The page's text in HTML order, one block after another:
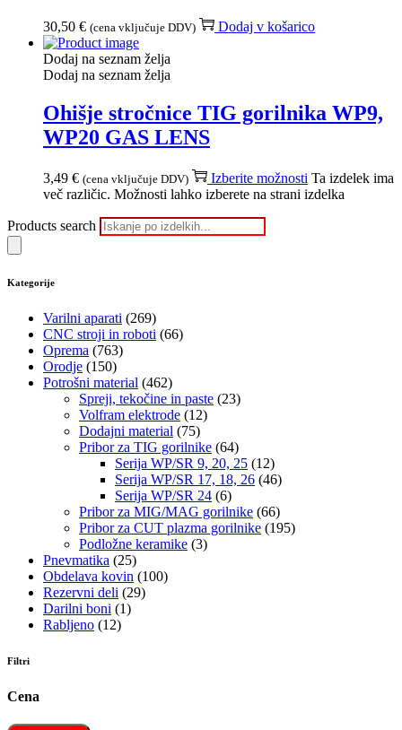
30,50 € (cena vključuje DDV) Dodaj v košarico
Dodaj na seznam želja
Dodaj na seznam želja
Ohišje stročnice TIG gorilnika WP9,
WP20 GAS LENS
3,49 € (cena vključuje DDV) Izberite možnosti Ta izdelek ima
več različic. Možnosti lahko izberete na strani izdelka
Products search
Kategorije
Varilni aparati (269)
CNC stroji in roboti (66)
Oprema (763)
Orodje (150)
Potrošni material (462)
Spreji, tekočine in paste (23)
Volfram elektrode (12)
Dodajni material (75)
Pribor za TIG gorilnike (64)
Serija WP/SR 9, 20, 25 (12)
Serija WP/SR 17, 18, 26 (46)
Serija WP/SR 24 (6)
Pribor za MIG/MAG gorilnike (66)
Pribor za CUT plazma gorilnike (195)
Podložne keramike (3)
Pnevmatika (25)
Obdelava kovin (100)
Rezervni deli (29)
Darilni boni (1)
Rabljeno (12)
Filtri
Cena